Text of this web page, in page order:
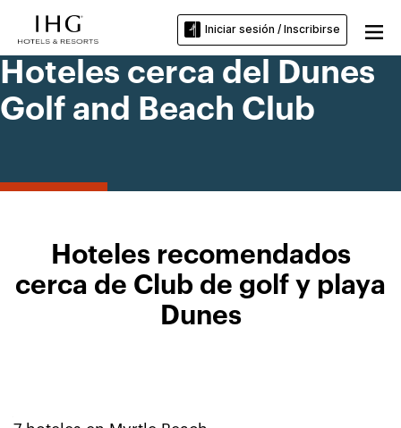
Iniciar sesión / Inscribirse
Hoteles cerca del Dunes
Golf and Beach Club
Hoteles recomendados
cerca de Club de golf y playa
Dunes